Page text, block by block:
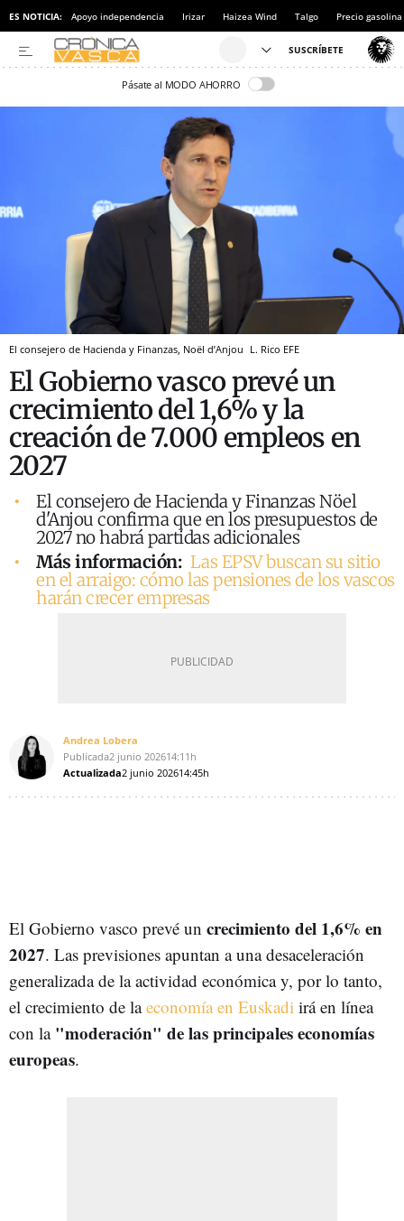
ES NOTICIA: Apoyo independencia Irizar Haizea Wind Talgo Precio gasolina
Pásate al MODO AHORRO
El consejero de Hacienda y Finanzas, Noël d’Anjou L. Rico EFE
El Gobierno vasco prevé un
crecimiento del 1,6% y la
creación de 7.000 empleos en
2027
El consejero de Hacienda y Finanzas Nöel
d'Anjou confirma que en los presupuestos de
2027 no habrá partidas adicionales
Más información: Las EPSV buscan su sitio
en el arraigo: cómo las pensiones de los vascos
harán crecer empresas
Andrea Lobera
Publicada2 junio 202614:11h
Actualizada2 junio 202614:45h
El Gobierno vasco prevé un crecimiento del 1,6% en
2027. Las previsiones apuntan a una desaceleración
generalizada de la actividad económica y, por lo tanto,
el crecimiento de laeconomía en Euskadi irá en línea
con la "moderación" de las principales economías
europeas.